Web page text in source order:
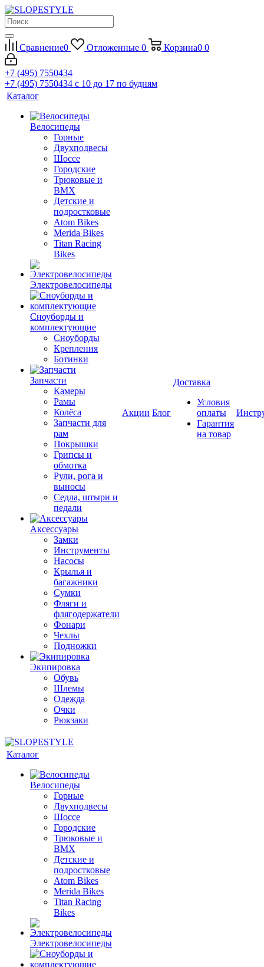
Сравнение0 Отложенные 0 Корзина0 0
+7 (495) 7550434
+7 (495) 7550434 с 10 до 17 по будням
Каталог
Велосипеды
Горные
Двухподвесы
Шоссе
Городские
Трюковые и
BMX
Детские и
подростковые
Atom Bikes
Merida Bikes
Titan Racing
Bikes
Электровелосипеды
Cноуборды и
комплектующие
Сноуборды
Крепления
Ботинки
Запчасти
Камеры
Рамы
Колёса
Запчасти для
рам
Покрышки
Грипсы и
обмотка
Рули, рога и
выносы
Седла, штыри и
педали
Аксессуары
Замки
Инструменты
Насосы
Крылья и
багажники
Сумки
Фляги и
флягодержатели
Фонари
Чехлы
Подножки
Экипировка
Обувь
Шлемы
Одежда
Очки
Рюкзаки
Акции Блог
Доставка
Условия
оплаты
Гарантия
на товар
Каталог
Велосипеды
Горные
Двухподвесы
Шоссе
Городские
Трюковые и
BMX
Детские и
подростковые
Atom Bikes
Merida Bikes
Titan Racing
Bikes
Электровелосипеды